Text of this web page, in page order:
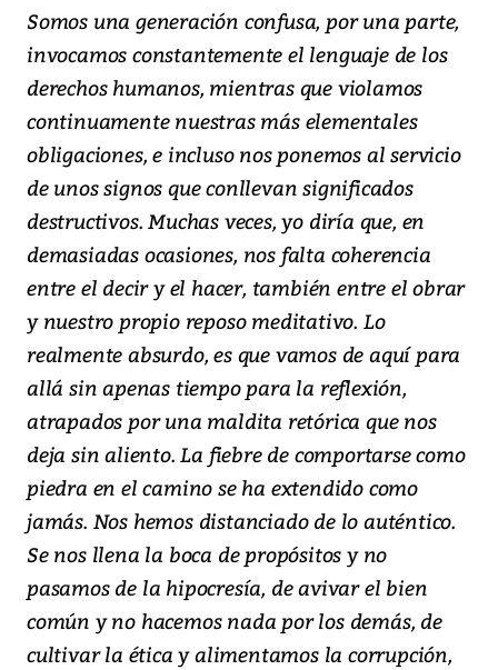
Somos una generación confusa, por una parte,
invocamos constantemente el lenguaje de los
derechos humanos, mientras que violamos
continuamente nuestras más elementales
obligaciones, e incluso nos ponemos al servicio
de unos signos que conllevan significados
destructivos. Muchas veces, yo diría que, en
demasiadas ocasiones, nos falta coherencia
entre el decir y el hacer, también entre el obrar
y nuestro propio reposo meditativo. Lo
realmente absurdo, es que vamos de aquí para
allá sin apenas tiempo para la reflexión,
atrapados por una maldita retórica que nos
deja sin aliento. La fiebre de comportarse como
piedra en el camino se ha extendido como
jamás. Nos hemos distanciado de lo auténtico.
Se nos llena la boca de propósitos y no
pasamos de la hipocresía, de avivar el bien
común y no hacemos nada por los demás, de
cultivar la ética y alimentamos la corrupción,